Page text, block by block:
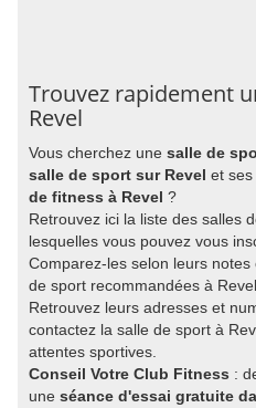
Trouvez rapidement
Revel
Vous cherchez une salle de
salle de sport sur Revel et ses
de fitness à Revel ?
Retrouvez ici la liste des salles
lesquelles vous pouvez vous
Comparez-les selon leurs
de sport recommandées à
Retrouvez leurs adresses et
contactez la salle de sport à
attentes sportives.
Conseil Votre Club Fitness :
une séance d'essai gratuite